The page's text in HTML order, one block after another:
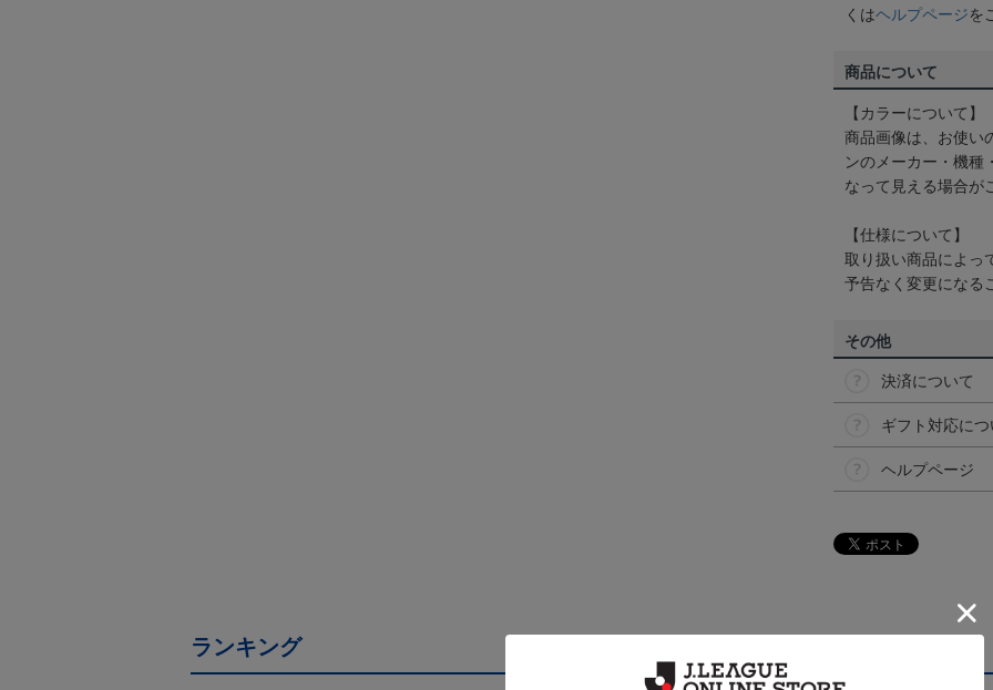
くはヘルプページを
商品について
【カラーについて】
商品画像は、お使い
ンのメーカー・機種
なって見える場合が
【仕様について】
取り扱い商品によっ
予告なく変更になる
その他
決済について
ギフト対応に
ヘルプページ
ランキング